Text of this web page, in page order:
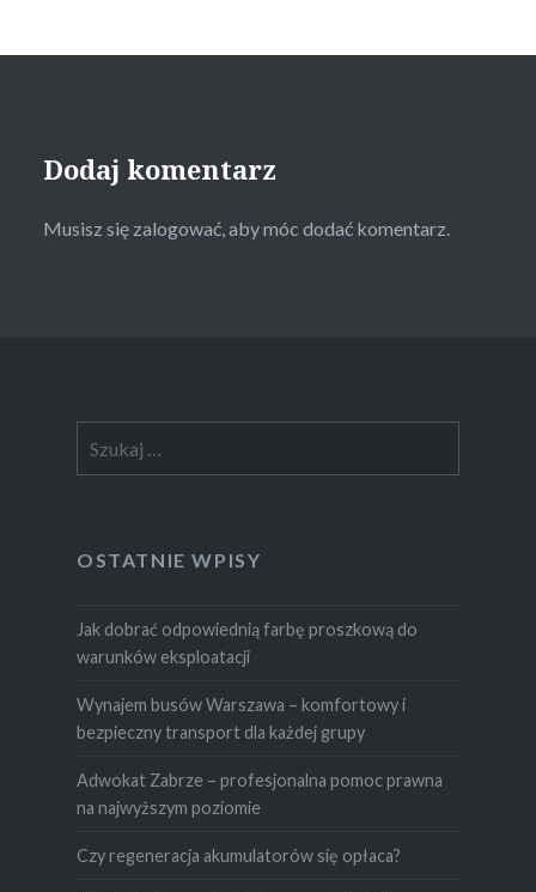
Dodaj komentarz
Musisz się zalogować, aby móc dodać komentarz.
OSTATNIE WPISY
Jak dobrać odpowiednią farbę proszkową do
warunków eksploatacji
Wynajem busów Warszawa – komfortowy i
bezpieczny transport dla każdej grupy
Adwokat Zabrze – profesjonalna pomoc prawna
na najwyższym poziomie
Czy regeneracja akumulatorów się opłaca?